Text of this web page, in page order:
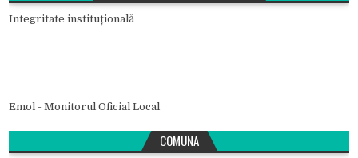
Integritate instituțională
Emol - Monitorul Oficial Local
COMUNA